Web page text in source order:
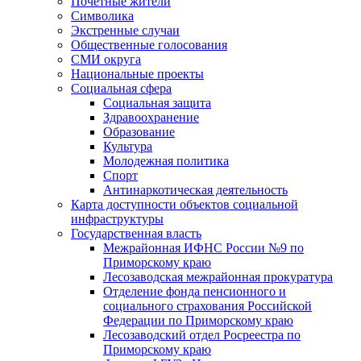
Символика
Экстренные случаи
Общественные голосования
СМИ округа
Национальные проекты
Социальная сфера
Социальная защита
Здравоохранение
Образование
Культура
Молодежная политика
Спорт
Антинаркотическая деятельность
Карта доступности объектов социальной
инфраструктуры
Государственная власть
Межрайонная ИФНС России №9 по
Приморскому краю
Лесозаводская межрайонная прокуратура
Отделение фонда пенсионного и
социального страхования Российской
Федерации по Приморскому краю
Лесозаводский отдел Росреестра по
Приморскому краю